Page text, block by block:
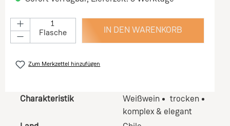
Flasche IN DEN WARENKORB
Zum Merkzettel hinzufügen
Charakteristik
komplex & elegant
trocken
Weißwein